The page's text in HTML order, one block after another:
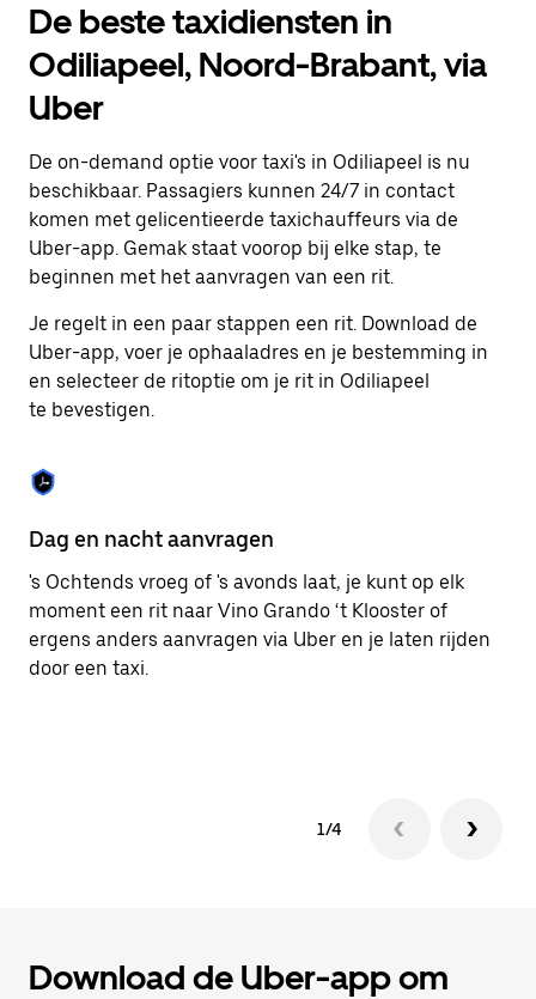
de
agenda
te
openen
en
een
te
selecteren.
Druk
op
Escape
om
agenda
sluiten.
De beste taxidiensten in
Odiliapeel, Noord-Brabant, via
Uber
De on-demand optie voor taxi's in Odiliapeel is nu
beschikbaar. Passagiers kunnen 24/7 in contact
komen met gelicentieerde taxichauffeurs via de
Uber-app. Gemak staat voorop bij elke stap, te
beginnen met het aanvragen van een rit.
Je regelt in een paar stappen een rit. Download de
Uber-app, voer je ophaaladres en je bestemming in
en selecteer de ritoptie om je rit in Odiliapeel
te bevestigen.
Dag en nacht aanvragen
's Ochtends vroeg of 's avonds laat, je kunt op elk
moment een rit naar Vino Grando ‘t Klooster of
ergens anders aanvragen via Uber en je laten rijden
door een taxi.
1/4
Download de Uber-app om